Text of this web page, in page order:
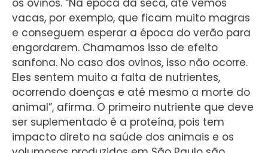
os ovinos. “Na época da seca, até vemos
vacas, por exemplo, que ficam muito magras
e conseguem esperar a época do verão para
engordarem. Chamamos isso de efeito
sanfona. No caso dos ovinos, isso não ocorre.
Eles sentem muito a falta de nutrientes,
ocorrendo doenças e até mesmo a morte do
animal”, afirma. O primeiro nutriente que deve
ser suplementado é a proteína, pois tem
impacto direto na saúde dos animais e os